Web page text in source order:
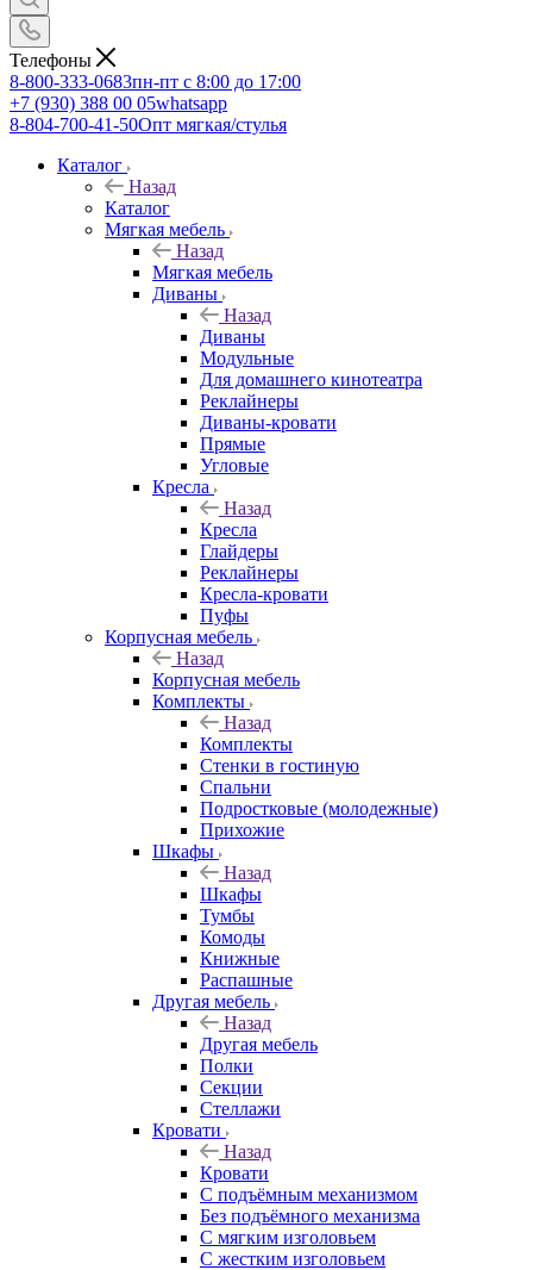
Телефоны
8-800-333-0683пн-пт с 8:00 до 17:00
+7 (930) 388 00 05whatsapp
8-804-700-41-50Опт мягкая/стулья
Каталог
Назад
Каталог
Мягкая мебель
Назад
Мягкая мебель
Диваны
Назад
Диваны
Модульные
Для домашнего кинотеатра
Реклайнеры
Диваны-кровати
Прямые
Угловые
Кресла
Назад
Кресла
Глайдеры
Реклайнеры
Кресла-кровати
Пуфы
Корпусная мебель
Назад
Корпусная мебель
Комплекты
Назад
Комплекты
Стенки в гостиную
Спальни
Подростковые (молодежные)
Прихожие
Шкафы
Назад
Шкафы
Тумбы
Комоды
Книжные
Распашные
Другая мебель
Назад
Другая мебель
Полки
Секции
Стеллажи
Кровати
Назад
Кровати
С подъёмным механизмом
Без подъёмного механизма
С мягким изголовьем
С жестким изголовьем